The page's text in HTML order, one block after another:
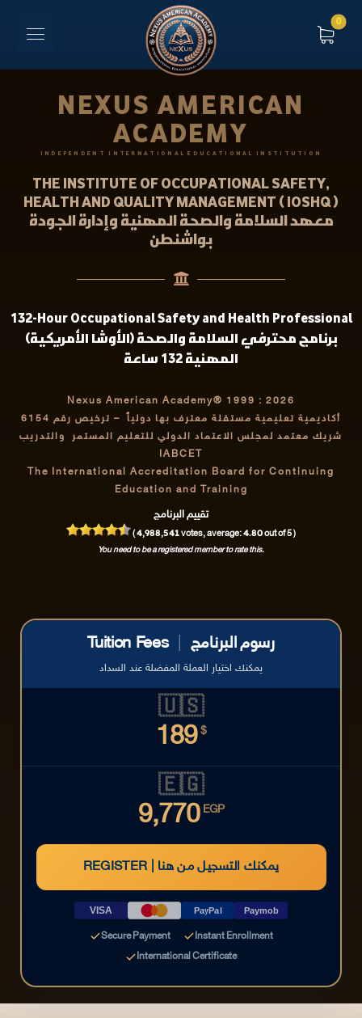
NEXUS AMERICAN
ACADEMY
INDEPENDENT INTERNATIONAL EDUCATIONAL INSTITUTION
THE INSTITUTE OF OCCUPATIONAL SAFETY,
HEALTH AND QUALITY MANAGEMENT ( IOSHQ )
معهد السلامة والصحة المهنية وإدارة الجودة
بواشنطن
132-Hour Occupational Safety and Health Professional
(الأوشا الأمريكية) برنامج محترفي السلامة والصحة
المهنية 132 ساعة
Nexus American Academy® 1999 : 2026
أكاديمية تعليمية مستقلة معترف بها دولياً
– ترخيص رقم 6154
شريك معتمد لمجلس الاعتماد الدولي للتعليم المستمر والتدريب
IABCET
The International Accreditation Board for Continuing
Education and Training
تقييم البرنامج
(4,988,541votes, average:4.80out of 5 )
You need to be a registered member to rate this.
Tuition Fees رسوم البرنامج
يمكنك اختيار العملة المفضلة عند السداد
🇺🇸
189 $
🇪🇬
9,770 EGP
REGISTER | يمكنك التسجيل من هنا
VISA PayPal Paymob
Secure Payment
Instant Enrollment
International Certificate